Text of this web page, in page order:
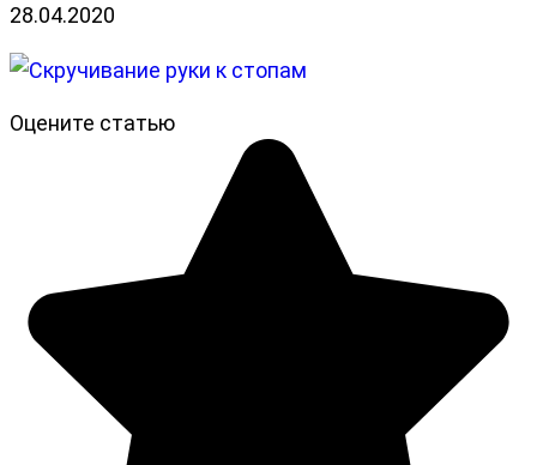
28.04.2020
Оцените статью